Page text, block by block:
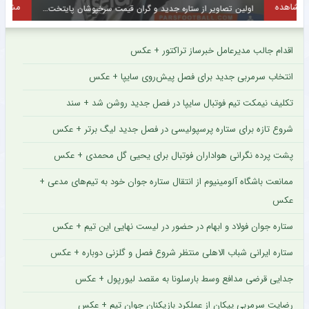
اولین تصاویر از ستاره جدید و گران قیمت سرخپوشان پایتخت + عکس مشاهده
اقدام جالب مدیرعامل خبرساز تراکتور + عکس
انتخاب سرمربی جدید برای فصل پیش‌روی سایپا + عکس
تکلیف نیمکت تیم فوتبال سایپا در فصل جدید روشن شد + سند
شروع تازه برای ستاره پرسپولیسی در فصل جدید لیگ برتر + عکس
پشت پرده نگرانی هواداران فوتبال برای یحیی گل محمدی + عکس
ممانعت باشگاه آلومینیوم از انتقال ستاره جوان خود به تیم‌های مدعی +
عکس
ستاره جوان فولاد و ابهام در حضور در لیست نهایی این تیم + عکس
ستاره ایرانی شباب الاهلی منتظر شروع فصل و گلزنی دوباره + عکس
جدایی قرضی مدافع وسط بارسلونا به مقصد لیورپول + عکس
رضایت سرمربی پیکان از عملکرد بازیکنان جوان تیم + عکس